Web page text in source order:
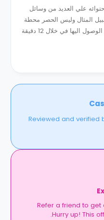
علي العديد من وسائل
المثال وليس الحصر محطة
لوبرو للسكك الحديدية والتي يمكنك الوصول اليها في خلال 12 دقيقة
Reviewed and verified
Refer a friend to get
Hurry up! This